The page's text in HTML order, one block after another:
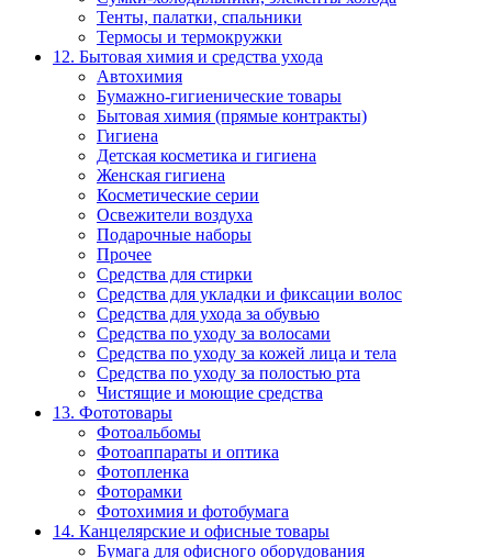
Тенты, палатки, спальники
Термосы и термокружки
12. Бытовая химия и средства ухода
Автохимия
Бумажно-гигиенические товары
Бытовая химия (прямые контракты)
Гигиена
Детская косметика и гигиена
Женская гигиена
Косметические серии
Освежители воздуха
Подарочные наборы
Прочее
Средства для стирки
Средства для укладки и фиксации волос
Средства для ухода за обувью
Средства по уходу за волосами
Средства по уходу за кожей лица и тела
Средства по уходу за полостью рта
Чистящие и моющие средства
13. Фототовары
Фотоальбомы
Фотоаппараты и оптика
Фотопленка
Фоторамки
Фотохимия и фотобумага
14. Канцелярские и офисные товары
Бумага для офисного оборудования